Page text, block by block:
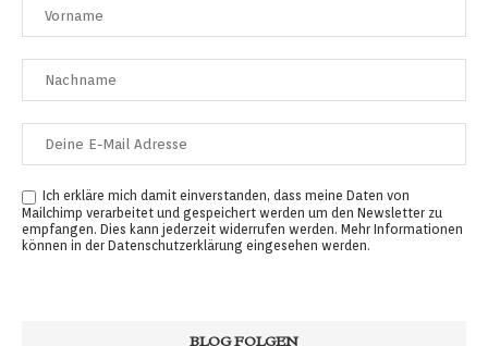
Ich erkläre mich damit einverstanden, dass meine Daten von
Mailchimp verarbeitet und gespeichert werden um den Newsletter zu
empfangen. Dies kann jederzeit widerrufen werden. Mehr Informationen
können in der Datenschutzerklärung eingesehen werden.